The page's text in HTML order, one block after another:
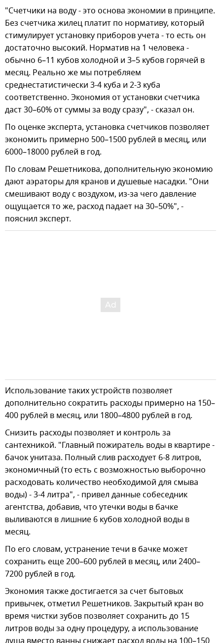
"Счетчики на воду - это основа экономии в принципе.
Без счетчика жилец платит по нормативу, который
стимулирует установку приборов учета - то есть он
достаточно высокий. Норматив на 1 человека -
обычно 6–11 кубов холодной и 3–5 кубов горячей в
месяц. Реально же мы потребляем
среднестатистически 3-4 куба и 2-3 куба
соответственно. Экономия от установки счетчика
даст 30–60% от суммы за воду сразу", - сказал он.
По оценке эксперта, установка счетчиков позволяет
экономить примерно 500–1500 рублей в месяц, или
6000–18000 рублей в год.
По словам Решетникова, дополнительную экономию
дают аэраторы для кранов и душевые насадки. "Они
смешивают воду с воздухом, из-за чего давление
ощущается то же, расход падает на 30–50%", -
пояснил эксперт.
Использование таких устройств позволяет
дополнительно сократить расходы примерно на 150–
400 рублей в месяц, или 1800–4800 рублей в год.
Снизить расходы позволяет и контроль за
сантехникой. "Главный пожиратель воды в квартире -
бачок унитаза. Полный слив расходует 6-8 литров,
экономичный (то есть с возможностью выборочно
расходовать количество необходимой для смыва
воды) - 3-4 литра", - привел данные собеседник
агентства, добавив, что утечки воды в бачке
выливаются в лишние 6 кубов холодной воды в
месяц.
По его словам, устранение течи в бачке может
сохранить еще 200–600 рублей в месяц, или 2400–
7200 рублей в год.
Экономия также достигается за счет бытовых
привычек, отметил Решетников. Закрытый кран во
время чистки зубов позволяет сохранить до 15
литров воды за одну процедуру, а использование